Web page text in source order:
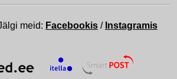
meid: Facebookis / Instagramis